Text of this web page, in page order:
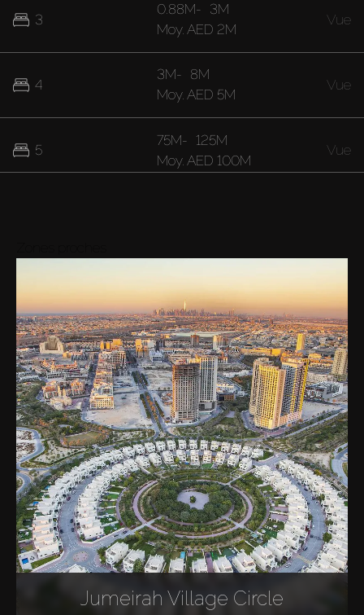
3
4
5
0.88M- 3M
Moy. AED 2M
Vue
3M- 8M
Moy. AED 5M
Vue
75M- 125M
Moy. AED 100M
Vue
Jumeirah Village Circle